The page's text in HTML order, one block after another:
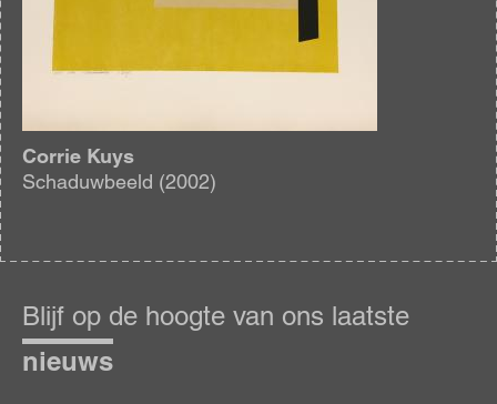
Corrie Kuys
Schaduwbeeld (2002)
op
de
hoogte
Blijf op de hoogte van ons laatste
nieuws